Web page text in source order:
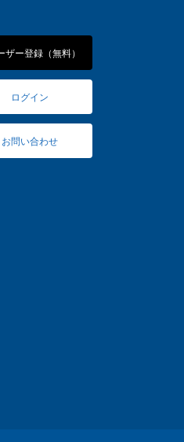
ザー登録（無料）
ログイン
お問い合わせ